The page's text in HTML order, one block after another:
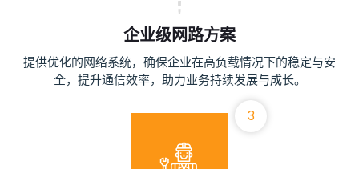
企业级网路方案
提供优化的网络系统，确保企业在高负载情况下的稳定与安
全，提升通信效率，助力业务持续发展与成长。
3